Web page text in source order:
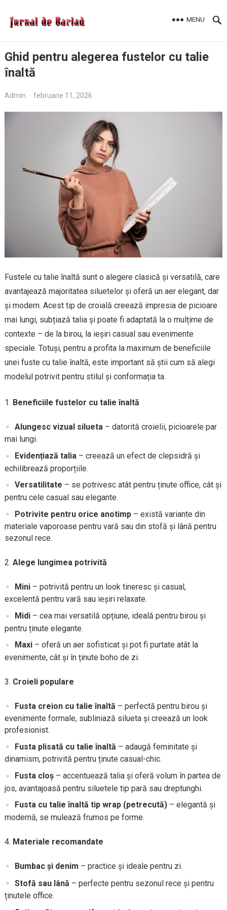
MENU
Ghid pentru alegerea fustelor cu talie
înaltă
Admin · februarie 11, 2026
Fustele cu talie înaltă sunt o alegere clasică și versatilă, care
avantajează majoritatea siluetelor și oferă un aer elegant, dar
și modern. Acest tip de croială creează impresia de picioare
mai lungi, subțiază talia și poate fi adaptată la o mulțime de
contexte – de la birou, la ieșiri casual sau evenimente
speciale. Totuși, pentru a profita la maximum de beneficiile
unei fuste cu talie înaltă, este important să știi cum să alegi
modelul potrivit pentru stilul și conformația ta.
Beneficiile fustelor cu talie înaltă
Alungesc vizual silueta– datorită croielii, picioarele par
mai lungi.
Evidențiază talia– creează un efect de clepsidră și
echilibrează proporțiile.
Versatilitate – se potrivesc atât pentru ținute office, cât și
pentru cele casual sau elegante.
Potrivite pentru orice anotimp– există variante din
materiale vaporoase pentru vară sau din stofă și lână pentru
sezonul rece.
Alege lungimea potrivită
Mini– potrivită pentru un look tineresc și casual,
excelentă pentru vară sau ieșiri relaxate.
Midi– cea mai versatilă opțiune, ideală pentru birou și
pentru ținute elegante.
Maxi– oferă un aer sofisticat și pot fi purtate atât la
evenimente, cât și în ținute boho de zi.
Croieli populare
Fusta creion cu talie înaltă – perfectă pentru birou și
evenimente formale, subliniază silueta și creează un look
profesionist.
Fusta plisată cu talie înaltă – adaugă feminitate și
dinamism, potrivită pentru ținute casual-chic.
Fusta cloș– accentuează talia și oferă volum în partea de
jos, avantajoasă pentru siluetele tip pară sau dreptunghi.
Fusta cu talie înaltă tip wrap (petrecută)– elegantă și
modernă, se mulează frumos pe forme.
Materiale recomandate
Bumbac și denim – practice și ideale pentru zi.
Stofă sau lână – perfecte pentru sezonul rece și pentru
ținutele office.